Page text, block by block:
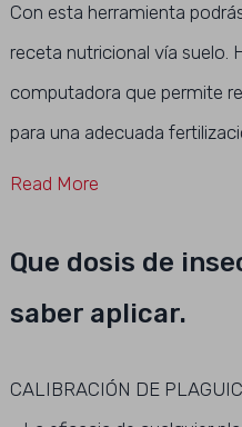
Con esta herramienta
receta nutricional vía suelo.
computadora que permite
para una adecuada
Read More
Que dosis de
saber aplicar.
CALIBRACIÓN DE